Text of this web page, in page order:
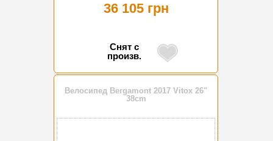
36 105 грн
Снят с
произв.
Велосипед Bergamont 2017 Vitox 26"
38cm